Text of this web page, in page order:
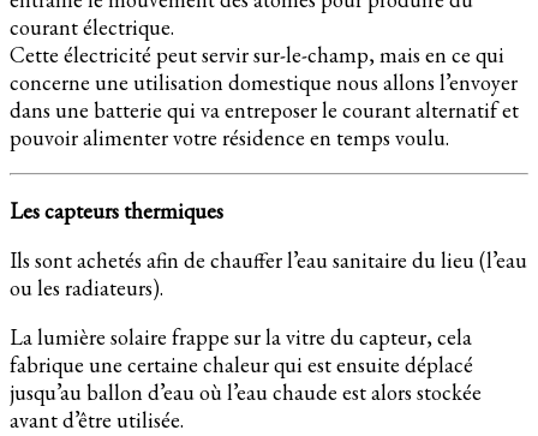
courant électrique.
Cette électricité peut servir sur-le-champ, mais en ce qui
concerne une utilisation domestique nous allons l’envoyer
dans une batterie qui va entreposer le courant alternatif et
pouvoir alimenter votre résidence en temps voulu.
Les capteurs thermiques
Ils sont achetés afin de chauffer l’eau sanitaire du lieu (l’eau
ou les radiateurs).
La lumière solaire frappe sur la vitre du capteur, cela
fabrique une certaine chaleur qui est ensuite déplacé
jusqu’au ballon d’eau où l’eau chaude est alors stockée
avant d’être utilisée.